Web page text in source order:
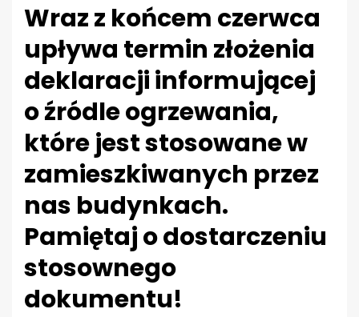
Wraz z końcem czerwca
upływa termin złożenia
deklaracji informującej
o źródle ogrzewania,
które jest stosowane w
zamieszkiwanych przez
nas budynkach.
Pamiętaj o dostarczeniu
stosownego
dokumentu!